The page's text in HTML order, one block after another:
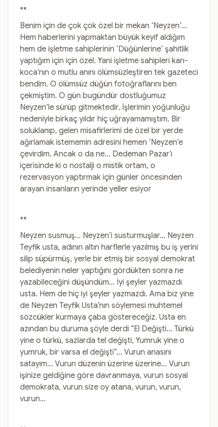
**
Benim için de çok çok özel bir mekan ‘Neyzen’…
Hem haberlerini yapmaktan büyük keyif aldığım
hem de işletme sahiplerinin ‘Düğünlerine’ şahitlik
yaptığım için için özel. Yani işletme sahipleri karı-
koca’nın o mutlu anını ölümsüzleştiren tek gazeteci
bendim. O ölümsüz düğün fotoğraflarını ben
çekmiştim. O gün bugündür dostluğumuz
Neyzen’le sürüp gitmektedir. İşlerimin yoğunluğu
nedeniyle birkaç yıldır hiç uğrayamamıştım. Bir
soluklanıp, gelen misafirlerimi de özel bir yerde
ağırlamak istememin adresini hemen ‘Neyzen’e
çevirdim. Ancak o da ne… Dedeman Pazar’ı
içerisinde ki o nostalji o mistik ortam, o
rezervasyon yaptırmak için günler öncesinden
arayan insanların yerinde yeller esiyor
**
Neyzen susmuş… Neyzen’i susturmuşlar… Neyzen
Teyfik usta, adının altın harflerle yazılmış bu iş yerini
silip süpürmüş, yerle bir etmiş bir sosyal demokrat
belediyenin neler yaptığını gördükten sonra ne
yazabileceğini düşündüm... İyi şeyler yazmazdı
usta. Hem de hiç iyi şeyler yazmazdı. Ama biz yine
de Neyzen Teyfik Usta’nın söylemesi muhtemel
sözcükler kurmaya çaba göstereceğiz. Usta en
azından bu duruma şöyle derdi “El Değişti… Türkü
yine o türkü, sazlarda tel değişti, Yumruk yine o
yumruk, bir varsa el değişti”… Vurun anasını
satayım… Vurun düzenin üzerine üzerine… Vurun
işinize geldiğine göre davranmaya, vurun sosyal
demokrata, vurun size oy atana, vurun, vurun,
vurun…